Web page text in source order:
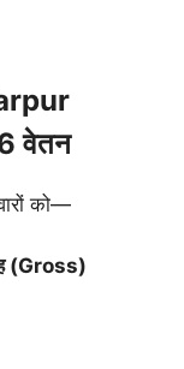
वेतन
को—
(Gross)